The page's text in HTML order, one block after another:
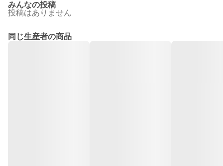
みんなの投稿
投稿はありません
同じ生産者の商品